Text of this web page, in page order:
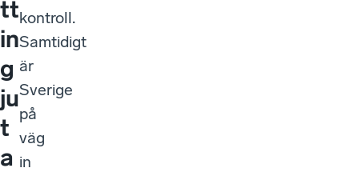
tt
in
g
ju
t
a
kontroll.
Samtidigt
är
Sverige
på
väg
in